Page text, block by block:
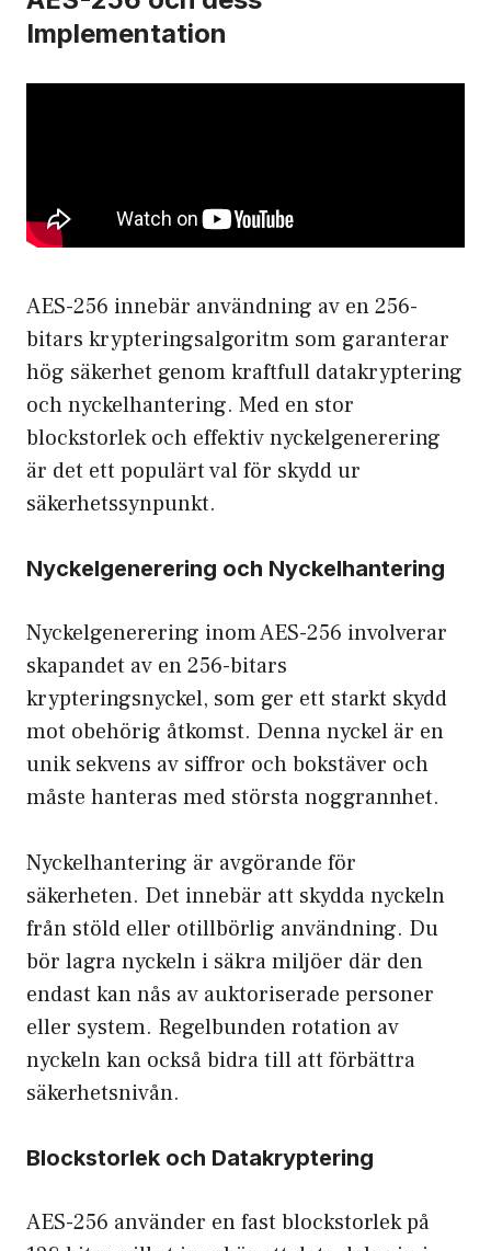
Implementation
AES-256 innebär användning av en 256-
bitars krypteringsalgoritm som garanterar
hög säkerhet genom kraftfull datakryptering
och nyckelhantering. Med en stor
blockstorlek och effektiv nyckelgenerering
är det ett populärt val för skydd ur
säkerhetssynpunkt.
Nyckelgenerering och Nyckelhantering
Nyckelgenerering inom AES-256 involverar
skapandet av en 256-bitars
krypteringsnyckel, som ger ett starkt skydd
mot obehörig åtkomst. Denna nyckel är en
unik sekvens av siffror och bokstäver och
måste hanteras med största noggrannhet.
Nyckelhantering är avgörande för
säkerheten. Det innebär att skydda nyckeln
från stöld eller otillbörlig användning. Du
bör lagra nyckeln i säkra miljöer där den
endast kan nås av auktoriserade personer
eller system. Regelbunden rotation av
nyckeln kan också bidra till att förbättra
säkerhetsnivån.
Blockstorlek och Datakryptering
AES-256 använder en fast blockstorlek på